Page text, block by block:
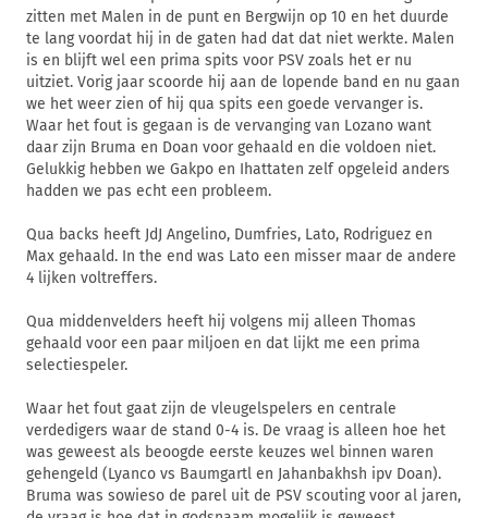
zitten met Malen in de punt en Bergwijn op 10 en het duurde
te lang voordat hij in de gaten had dat dat niet werkte. Malen
is en blijft wel een prima spits voor PSV zoals het er nu
uitziet. Vorig jaar scoorde hij aan de lopende band en nu gaan
we het weer zien of hij qua spits een goede vervanger is.
Waar het fout is gegaan is de vervanging van Lozano want
daar zijn Bruma en Doan voor gehaald en die voldoen niet.
Gelukkig hebben we Gakpo en Ihattaten zelf opgeleid anders
hadden we pas echt een probleem.
Qua backs heeft JdJ Angelino, Dumfries, Lato, Rodriguez en
Max gehaald. In the end was Lato een misser maar de andere
4 lijken voltreffers.
Qua middenvelders heeft hij volgens mij alleen Thomas
gehaald voor een paar miljoen en dat lijkt me een prima
selectiespeler.
Waar het fout gaat zijn de vleugelspelers en centrale
verdedigers waar de stand 0-4 is. De vraag is alleen hoe het
was geweest als beoogde eerste keuzes wel binnen waren
gehengeld (Lyanco vs Baumgartl en Jahanbakhsh ipv Doan).
Bruma was sowieso de parel uit de PSV scouting voor al jaren,